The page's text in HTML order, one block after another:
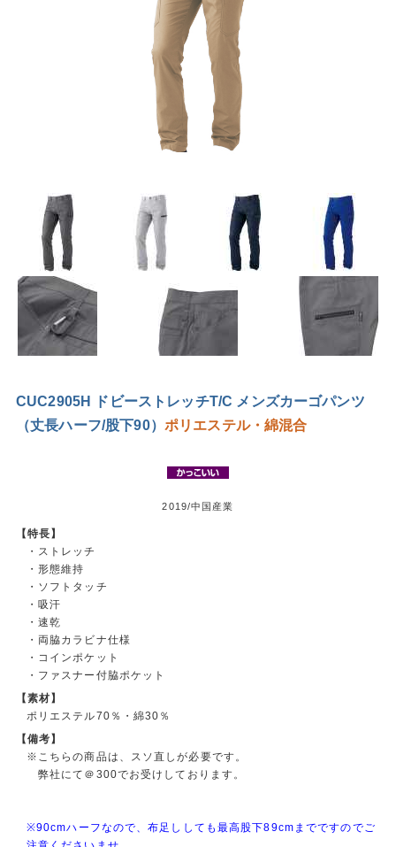
CUC2905H ドビーストレッチT/C メンズカーゴパンツ
（丈長ハーフ/股下90） ポリエステル・綿混合
2019/中国産業
【特長】
・ストレッチ
・形態維持
・ソフトタッチ
・吸汗
・速乾
・両脇カラビナ仕様
・コインポケット
・ファスナー付脇ポケット
【素材】
ポリエステル70％・綿30％
【備考】
※こちらの商品は、スソ直しが必要です。
弊社にて＠300でお受けしております。
※90cmハーフなので、布足ししても最高股下89cmまでですのでご